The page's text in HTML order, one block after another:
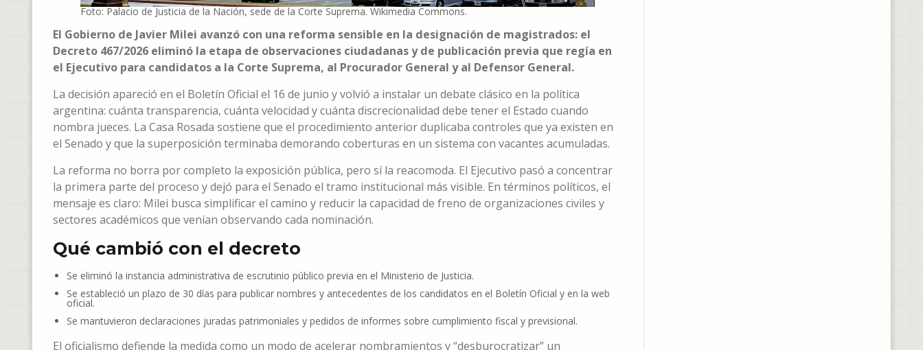
Foto: Palacio de Justicia de la Nación, sede de la Corte Suprema. Wikimedia Commons.
El Gobierno de Javier Milei avanzó con una reforma sensible en la designación de magistrados: el
Decreto 467/2026 eliminó la etapa de observaciones ciudadanas y de publicación previa que regía en
el Ejecutivo para candidatos a la Corte Suprema, al Procurador General y al Defensor General.
La decisión apareció en el Boletín Oficial el 16 de junio y volvió a instalar un debate clásico en la política
argentina: cuánta transparencia, cuánta velocidad y cuánta discrecionalidad debe tener el Estado cuando
nombra jueces. La Casa Rosada sostiene que el procedimiento anterior duplicaba controles que ya existen en
el Senado y que la superposición terminaba demorando coberturas en un sistema con vacantes acumuladas.
La reforma no borra por completo la exposición pública, pero sí la reacomoda. El Ejecutivo pasó a concentrar
la primera parte del proceso y dejó para el Senado el tramo institucional más visible. En términos políticos, el
mensaje es claro: Milei busca simplificar el camino y reducir la capacidad de freno de organizaciones civiles y
sectores académicos que venían observando cada nominación.
Qué cambió con el decreto
Se eliminó la instancia administrativa de escrutinio público previa en el Ministerio de Justicia.
Se estableció un plazo de 30 días para publicar nombres y antecedentes de los candidatos en el Boletín Oficial y en la web
oficial.
Se mantuvieron declaraciones juradas patrimoniales y pedidos de informes sobre cumplimiento fiscal y previsional.
El oficialismo defiende la medida como un modo de acelerar nombramientos y “desburocratizar” un